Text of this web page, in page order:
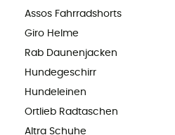
Assos Fahrradshorts
Giro Helme
Rab Daunenjacken
Hundegeschirr
Hundeleinen
Ortlieb Radtaschen
Altra Schuhe